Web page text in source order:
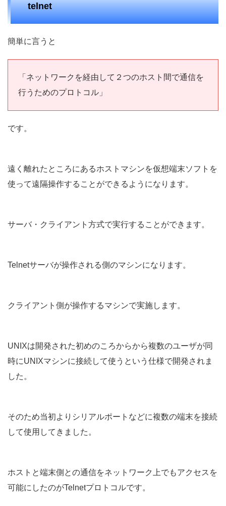
telnet
簡単に言うと
「ネットワークを経由して２つのホスト間で通信を
行うためのプロトコル」
です。
遠く離れたところにあるホストマシンを仮想端末ソフトを
使って遠隔操作することができるようになります。
サーバ・クライアント方式で実行することができます。
Telnetサーバが操作される側のマシンになります。
クライアント側が操作するマシンで実施します。
UNIXは開発された初めのころからから複数のユーザが同
時にUNIXマシンに接続して使うという仕様で開発されま
した。
そのため当初よりシリアルポートなどに複数の端末を接続
して使用してきました。
ホストと端末側との通信をネットワーク上でもアクセスを
可能にしたのがTelnetプロトコルです。